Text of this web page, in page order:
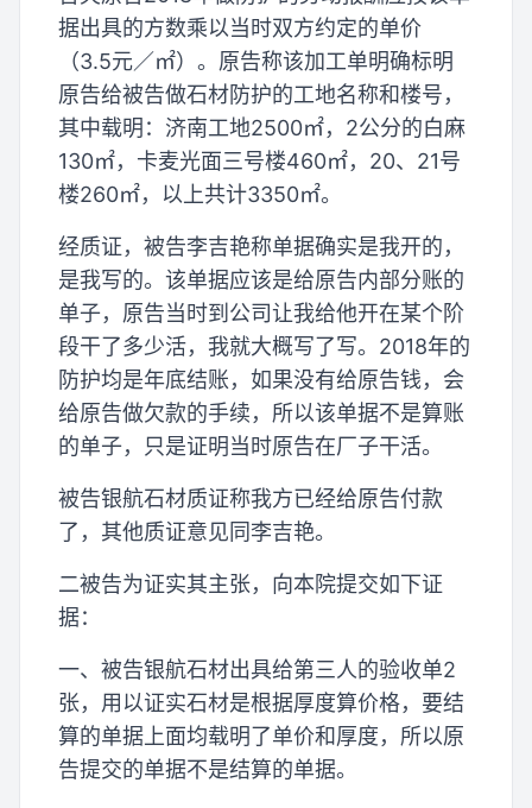
据出具的方数乘以当时双方约定的单价
（3.5元／㎡）。原告称该加工单明确标明
原告给被告做石材防护的工地名称和楼号，
其中载明：济南工地2500㎡，2公分的白麻
130㎡，卡麦光面三号楼460㎡，20、21号
楼260㎡，以上共计3350㎡。
经质证，被告李吉艳称单据确实是我开的，
是我写的。该单据应该是给原告内部分账的
单子，原告当时到公司让我给他开在某个阶
段干了多少活，我就大概写了写。2018年的
防护均是年底结账，如果没有给原告钱，会
给原告做欠款的手续，所以该单据不是算账
的单子，只是证明当时原告在厂子干活。
被告银航石材质证称我方已经给原告付款
了，其他质证意见同李吉艳。
二被告为证实其主张，向本院提交如下证
据：
一、被告银航石材出具给第三人的验收单2
张，用以证实石材是根据厚度算价格，要结
算的单据上面均载明了单价和厚度，所以原
告提交的单据不是结算的单据。